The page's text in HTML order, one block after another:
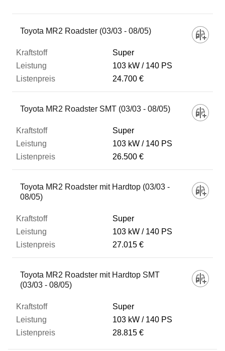
Fahrzeug
Kraftstoff
Leistung
Listenpreis
Zum Vergleich hinzufügen
Toyota MR2 Roadster (03/03 - 08/05)
Super
103 kW
140 PS
24.700 €
Toyota MR2 Roadster SMT (03/03 - 08/05)
Super
103 kW
140 PS
26.500 €
Toyota MR2 Roadster mit Hardtop (03/03 -
08/05)
Super
103 kW
140 PS
27.015 €
Toyota MR2 Roadster mit Hardtop SMT
(03/03 - 08/05)
Super
103 kW
140 PS
28.815 €